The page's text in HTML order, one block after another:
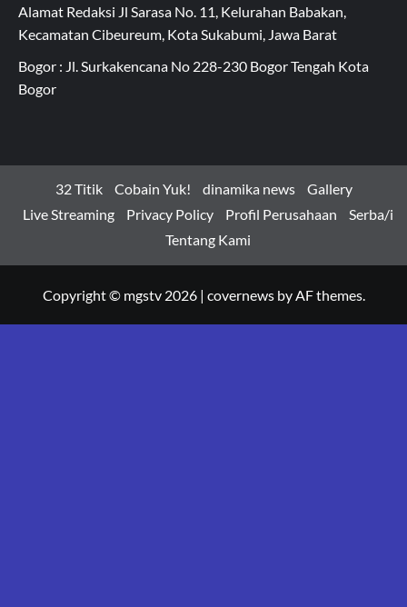
Alamat Redaksi Jl Sarasa No. 11, Kelurahan Babakan,
Kecamatan Cibeureum, Kota Sukabumi, Jawa Barat
Bogor : Jl. Surkakencana No 228-230 Bogor Tengah Kota
Bogor
32 Titik Cobain Yuk! dinamika news
Gallery
Live Streaming
Privacy Policy Profil Perusahaan
Serba/i
Tentang Kami
Copyright © mgstv 2026 | covernewsby AF themes.